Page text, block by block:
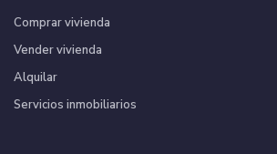
Comprar vivienda
Vender vivienda
Alquilar
Servicios inmobiliarios